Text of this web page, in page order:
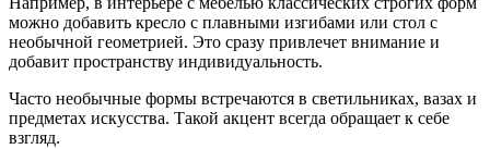
можно добавить кресло с плавными изгибами или стол с
необычной геометрией. Это сразу привлечет внимание и
добавит пространству индивидуальность.
Часто необычные формы встречаются в светильниках, вазах и
предметах искусства. Такой акцент всегда обращает к себе
взгляд.